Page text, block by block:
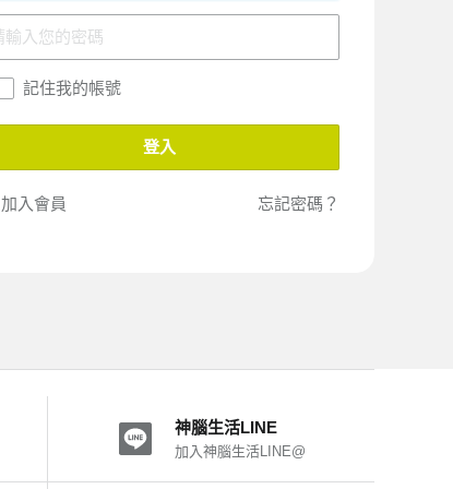
記住我的帳號
登入
加入會員 忘記密碼？
神腦生活LINE
加入神腦生活LINE@